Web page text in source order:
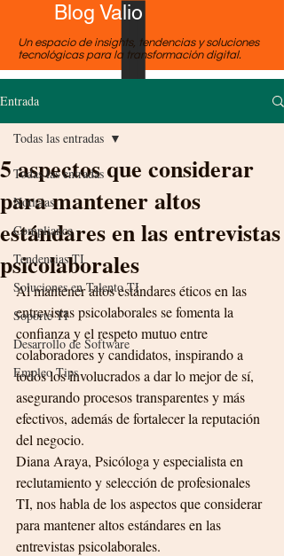
Blog Valio
Un espacio de insights, tendencias y soluciones
tecnológicas para la transformación digital.
Entrada
Todas las entradas
Noticias
Compliance
Tendencias TI
Soluciones en Talento TI
Soporte TI
Desarrollo de Software
Empleo Tips
Todas las entradas
5 aspectos que considerar
para mantener altos
estándares en las entrevistas
psicolaborales
Al mantener altos estándares éticos en las
entrevistas psicolaborales se fomenta la
confianza y el respeto mutuo entre
colaboradores y candidatos, inspirando a
todos los involucrados a dar lo mejor de sí,
asegurando procesos transparentes y más
efectivos, además de fortalecer la reputación
del negocio.
Diana Araya, Psicóloga y especialista en
reclutamiento y selección de profesionales
TI, nos habla de los aspectos que considerar
para mantener altos estándares en las
entrevistas psicolaborales.